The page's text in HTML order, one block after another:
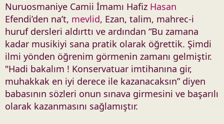
Nuruosmaniye Camii İmamı Hafiz Hasan
Efendi’den na’t, mevlid, Ezan, talim, mahrec-i
huruf dersleri aldırttı ve ardından “Bu zamana
kadar musikiyi sana pratik olarak öğrettik. Şimdi
ilmi yönden öğrenim görmenin zamanı gelmiştir.
"Hadi bakalım ! Konservatuar imtihanına gir,
muhakkak en iyi derece ile kazanacaksın” diyen
babasının sözleri onun sınava girmesini ve başarılı
olarak kazanmasını sağlamıştır.